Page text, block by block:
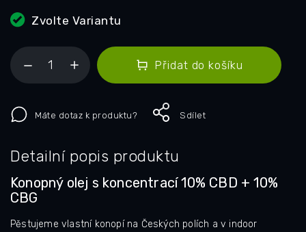
Zvolte Variantu
Přidat do košíku
Máte dotaz k produktu? Sdílet
Detailní popis produktu
Konopný olej s koncentrací 10% CBD + 10%
CBG
Pěstujeme vlastní konopí na Českých polích a v indoor